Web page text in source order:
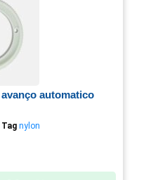
automatico
Tag nylon